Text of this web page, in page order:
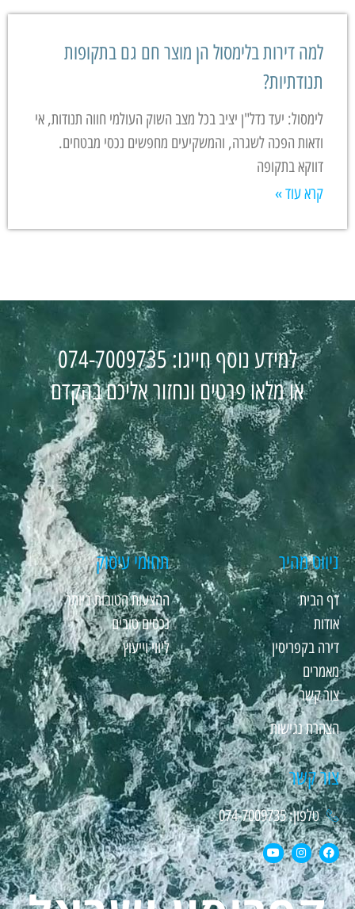
למה דירות בלימסול הן מוצר חם גם בתקופות
תנודתיות?
לימסול: יעד נדל"ן יציב בכל מצב השוק העולמי חווה תנודות, אי
ודאות הפכה לשגרה, והמשקיעים מחפשים נכסי מבטחים.
דווקא בתקופה
קרא עוד »
למידע נוסף חייגו: 074-7009735
או מלאו פרטים ונחזור אליכם בהקדם
ניווט מהיר
דף הבית
אודות
דירה בקפריסין
מאמרים
צור קשר
הצהרת נגישות
תחומי עיסוק
ההצעות הטובות ביותר
נכסים טובים
ליווי וייעוץ
צור קשר
טלפון: 074-7009735